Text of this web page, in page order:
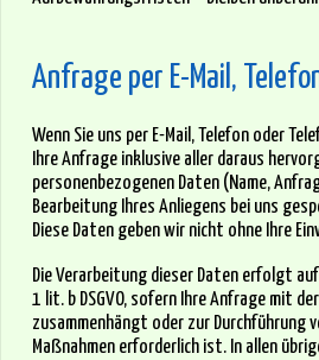
Anfrage per E-Mail,
Wenn Sie uns per E-Mail, Telefon oder
Ihre Anfrage inklusive aller daraus
personenbezogenen Daten (Name,
Bearbeitung Ihres Anliegens bei uns
Diese Daten geben wir nicht ohne Ihre
Die Verarbeitung dieser Daten erfolgt
1 lit. b DSGVO, sofern Ihre Anfrage mit
zusammenhängt oder zur Durchführung
Maßnahmen erforderlich ist. In allen